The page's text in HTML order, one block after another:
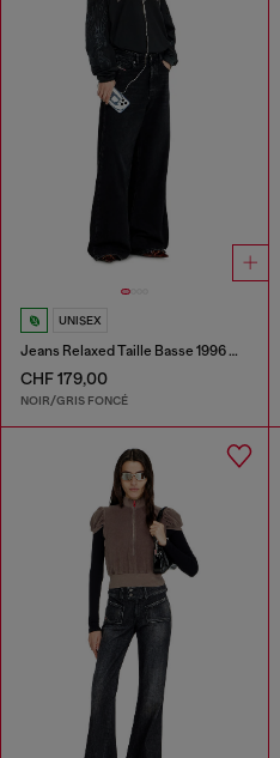
UNISEX
Jeans Relaxed Taille Basse 1996 D-Sire
CHF 179,00
NOIR/GRIS FONCÉ